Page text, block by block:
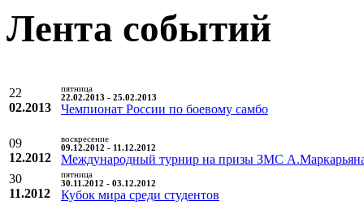
Лента событий
22
02.2013
пятница
22.02.2013 - 25.02.2013
Чемпионат России по боевому самбо
09
12.2012
воскресение
09.12.2012 - 11.12.2012
Международный турнир на призы ЗМС
30
11.2012
пятница
30.11.2012 - 03.12.2012
Кубок мира среди студентов